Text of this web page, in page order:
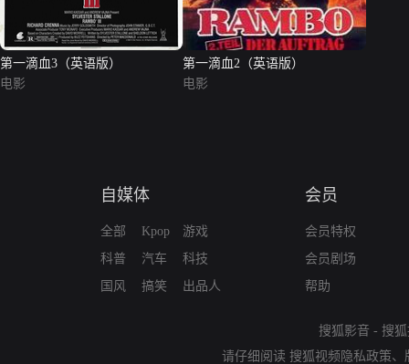
第一滴血3（英语版）
电影
第一滴血2（英语版）
电影
自媒体
全部
科普
国风
Kpop
汽车
搞笑
游戏
科技
出品人
会员
会员特权
会员剧场
帮助
搜狐影音 - 搜
请仔细阅读 搜狐视频隐私政策、